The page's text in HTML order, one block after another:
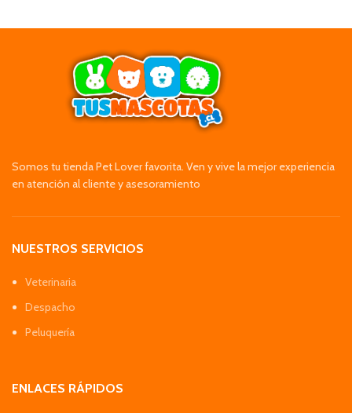
Somos tu tienda Pet Lover favorita. Ven y vive la mejor experiencia
en atención al cliente y asesoramiento
NUESTROS SERVICIOS
Veterinaria
Despacho
Peluquería
ENLACES RÁPIDOS